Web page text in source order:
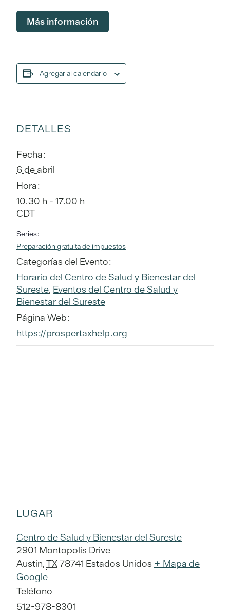
Más información
Agregar al calendario
DETALLES
Fecha:
6 de abril
Hora:
10.30 h - 17.00 h
CDT
Series:
Preparación gratuita de impuestos
Categorías del Evento:
Horario del Centro de Salud y Bienestar del
Sureste, Eventos del Centro de Salud y
Bienestar del Sureste
Página Web:
https://prospertaxhelp.org
LUGAR
Centro de Salud y Bienestar del Sureste
2901 Montopolis Drive
Austin,TX78741 Estados Unidos + Mapa de
Google
Teléfono
512-978-8301